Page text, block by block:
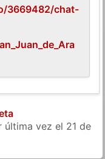
3669482/chat-
última vez el 21 de